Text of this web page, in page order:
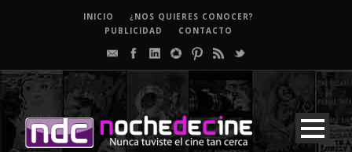
INICIO
¿NOS QUIERES CONOCER?
PUBLICIDAD
CONTACTO